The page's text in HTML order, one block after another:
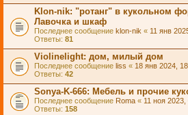
Klon-nik: "ротанг" в кукольном
Лавочка и шкаф
Последнее сообщение klon-nik « 11 янв
Ответы: 81
Violinelight: дом, милый дом
Последнее сообщение liss « 18 янв 2024,
Ответы: 42
Sonya-K-666: Мебель и прочие
Последнее сообщение Roma « 11 ноя 2023,
Ответы: 158